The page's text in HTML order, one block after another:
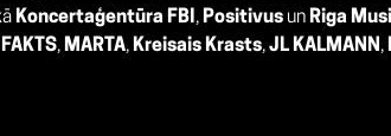
Koncertaģentūra FBI , Positivus un Riga
FAKTS, MARTA, Kreisais Krasts,JL KALMANN ,